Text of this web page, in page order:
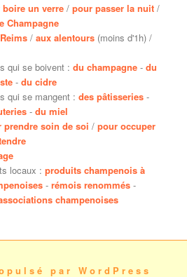
un verre /pour passer la nuit /
Champagne
/aux alentours (moins d'1h) /
qui se boivent :du champagne -du
-du cidre
qui se mangent :des pâtisseries -
-du miel
prendre soin de soi /pour occuper
locaux :produits champenois à
-rémois renommés -
champenoises
par WordPress